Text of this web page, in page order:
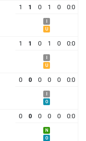
1 1 0 1 0 0:0
U
1 1 0 1 0 0:0
U
0 0 0 0 0 0:0
O
0 0 0 0 0 0:0
N
O